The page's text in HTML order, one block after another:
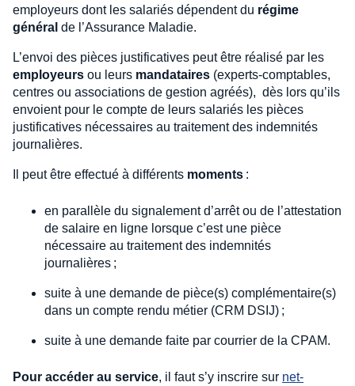
employeurs dont les salariés dépendent du régime
général de l’Assurance Maladie.
L’envoi des pièces justificatives peut être réalisé par les
employeurs ou leurs mandataires (experts-comptables,
centres ou associations de gestion agréés), dès lors qu’ils
envoient pour le compte de leurs salariés les pièces
justificatives nécessaires au traitement des indemnités
journalières.
Il peut être effectué à différents moments :
en parallèle du signalement d’arrêt ou de l’attestation
de salaire en ligne lorsque c’est une pièce
nécessaire au traitement des indemnités
journalières ;
suite à une demande de pièce(s) complémentaire(s)
dans un compte rendu métier (CRM DSIJ) ;
suite à une demande faite par courrier de la CPAM.
Pour accéder au service, il faut s’y inscrire sur net-